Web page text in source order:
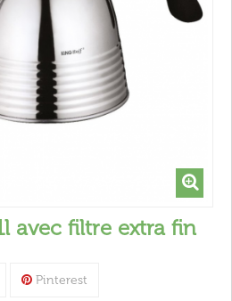
avec filtre extra fin
Pinterest